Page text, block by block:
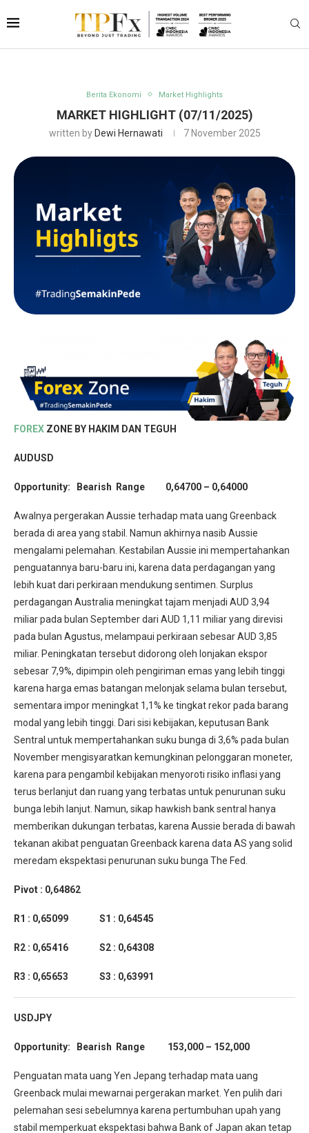
Berita Ekonomi Market Highlights
MARKET HIGHLIGHT (07/11/2025)
written by Dewi Hernawati 7 November 2025
FOREX ZONE BY HAKIM DAN TEGUH
AUDUSD
Opportunity: Bearish Range 0,64700 – 0,64000
Awalnya pergerakan Aussie terhadap mata uang Greenback
berada di area yang stabil. Namun akhirnya nasib Aussie
mengalami pelemahan. Kestabilan Aussie ini mempertahankan
penguatannya baru-baru ini, karena data perdagangan yang
lebih kuat dari perkiraan mendukung sentimen. Surplus
perdagangan Australia meningkat tajam menjadi AUD 3,94
miliar pada bulan September dari AUD 1,11 miliar yang direvisi
pada bulan Agustus, melampaui perkiraan sebesar AUD 3,85
miliar. Peningkatan tersebut didorong oleh lonjakan ekspor
sebesar 7,9%, dipimpin oleh pengiriman emas yang lebih tinggi
karena harga emas batangan melonjak selama bulan tersebut,
sementara impor meningkat 1,1% ke tingkat rekor pada barang
modal yang lebih tinggi. Dari sisi kebijakan, keputusan Bank
Sentral untuk mempertahankan suku bunga di 3,6% pada bulan
November mengisyaratkan kemungkinan pelonggaran moneter,
karena para pengambil kebijakan menyoroti risiko inflasi yang
terus berlanjut dan ruang yang terbatas untuk penurunan suku
bunga lebih lanjut. Namun, sikap hawkish bank sentral hanya
memberikan dukungan terbatas, karena Aussie berada di bawah
tekanan akibat penguatan Greenback karena data AS yang solid
meredam ekspektasi penurunan suku bunga The Fed.
Pivot : 0,64862
R1 : 0,65099 S1 : 0,64545
R2 : 0,65416 S2 : 0,64308
R3 : 0,65653 S3 : 0,63991
USDJPY
Opportunity: Bearish Range 153,000 – 152,000
Penguatan mata uang Yen Jepang terhadap mata uang
Greenback mulai mewarnai pergerakan market. Yen pulih dari
pelemahan sesi sebelumnya karena pertumbuhan upah yang
stabil memperkuat ekspektasi bahwa Bank of Japan akan tetap